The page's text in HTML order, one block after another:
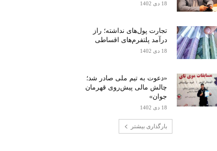
18 دی 1402
تجارت پول‌های نداشته؛ راز
درآمد پلتفرم‌های اقساطی
18 دی 1402
«دعوت به تیم ملی صادر شد؛
چالش مالی پیش‌روی قهرمان
جوان»
18 دی 1402
بارگذاری بیشتر